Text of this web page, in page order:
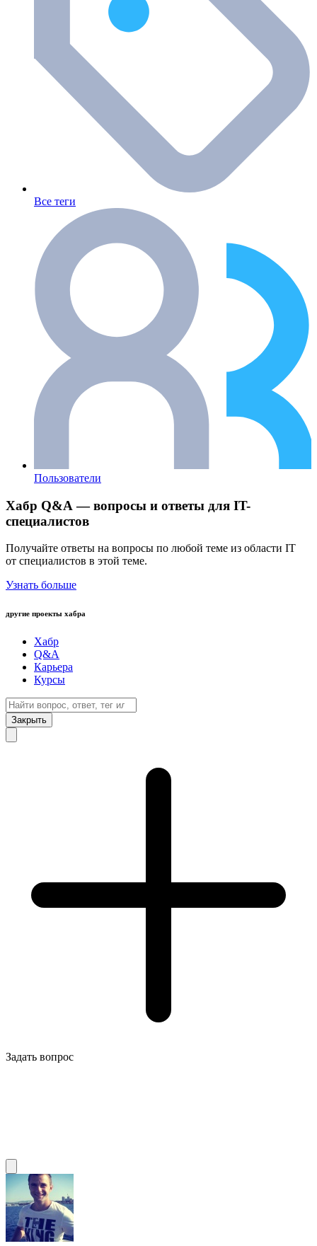
Все теги
Пользователи
Хабр Q&A — вопросы и ответы для IT-
специалистов
Получайте ответы на вопросы по любой теме из области IT
от специалистов в этой теме.
Узнать больше
другие проекты хабра
Хабр
Q&A
Карьера
Курсы
Закрыть
Задать вопрос